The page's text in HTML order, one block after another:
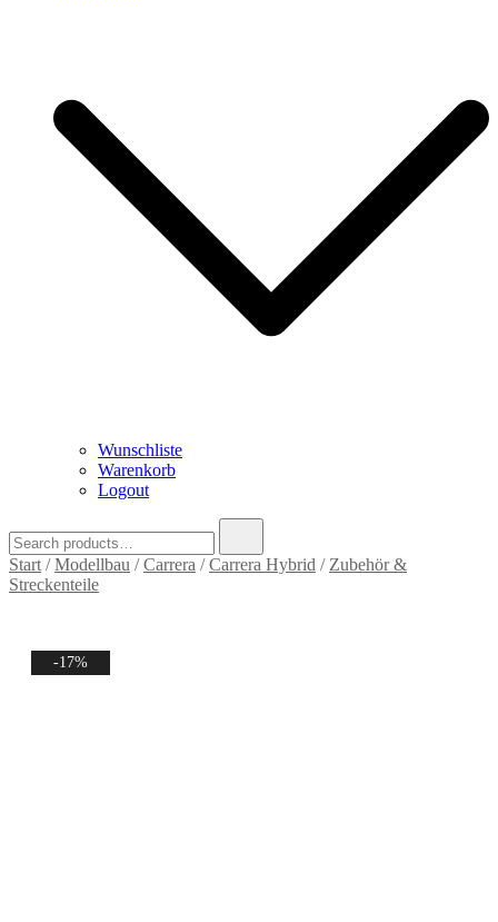
Wunschliste
Warenkorb
Logout
for:
Start /Modellbau /Carrera /Carrera Hybrid / Zubehör &
Streckenteile
-17%